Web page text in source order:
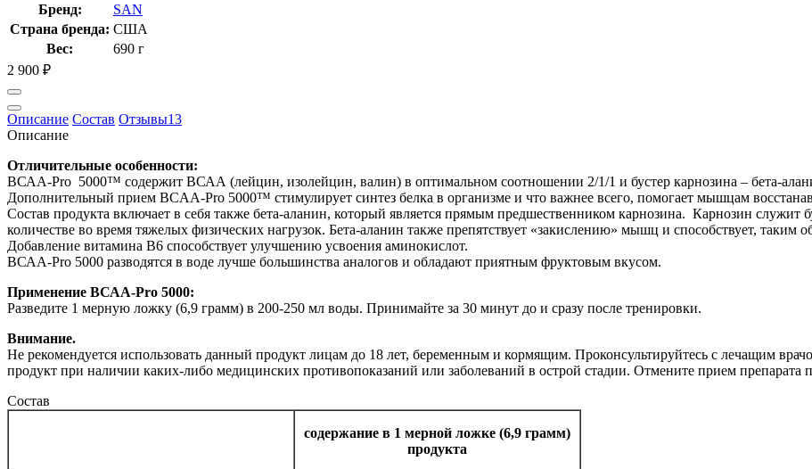
Бренд:
SAN
Страна бренда: США
Вес:
690 г
2 900 ₽
Описание Состав Отзывы13
Описание
Отличительные особенности:
ВСАА-Pro 5000™ содержит ВСАА (лейцин, изолейцин, валин) в оптимальном соотношении 2/1/1 и бустер карнозина – бета-
Дополнительный прием BCAA-Pro 5000™ стимулирует синтез белка в организме и что важнее всего, помогает мышцам
Состав продукта включает в себя также бета-аланин, который является прямым предшественником карнозина. Карнозин
количестве во время тяжелых физических нагрузок. Бета-аланин также препятствует «закислению» мышц и способствует,
Добавление витамина В6 способствует улучшению усвоения аминокислот.
ВСАА-Pro 5000 разводятся в воде лучше большинства аналогов и обладают приятным фруктовым вкусом.
Применение ВСАА-Pro 5000:
Разведите 1 мерную ложку (6,9 грамм) в 200-250 мл воды. Принимайте за 30 минут до и сразу после тренировки.
Внимание.
Не рекомендуется использовать данный продукт лицам до 18 лет, беременным и кормящим. Проконсультируйтесь с лечащим
продукт при наличии каких-либо медицинских противопоказаний или заболеваний в острой стадии. Отмените прием
Состав
содержание в 1 мерной ложке (6,9 грамм)
продукта